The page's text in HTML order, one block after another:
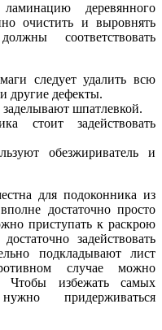
деревянного
очистить и выровнять
соответствовать
следует удалить всю
другие дефекты.
шпатлевкой.
стоит задействовать
обезжириватель и
для подоконника из
достаточно просто
приступать к раскрою
задействовать
подкладывают лист
случае можно
Чтобы избежать самых
придерживаться